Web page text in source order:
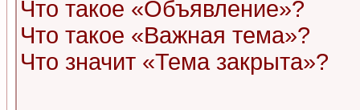
Что такое «Объявление»?
Что такое «Важная тема»?
Что значит «Тема закрыта»?